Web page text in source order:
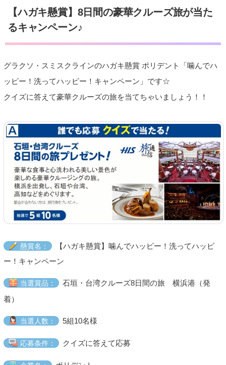
【ハガキ懸賞】8日間の豪華クルーズ旅が当た
るキャンペーン♪
グラクソ・スミスクラインのハガキ懸賞 ポリデント「噛んでハ
ッピー！洗ってハッピー！キャンペーン」です☆
クイズに答えて豪華クルーズの旅を当てちゃいましょう！！
懸賞名：
【ハガキ懸賞】噛んでハッピー！洗ってハッピ
ー！キャンペーン
当選賞品：
石垣・台湾クルーズ8日間の旅 横浜港（発
着）
当選人数： 5組10名様
応募条件： クイズに答えて応募